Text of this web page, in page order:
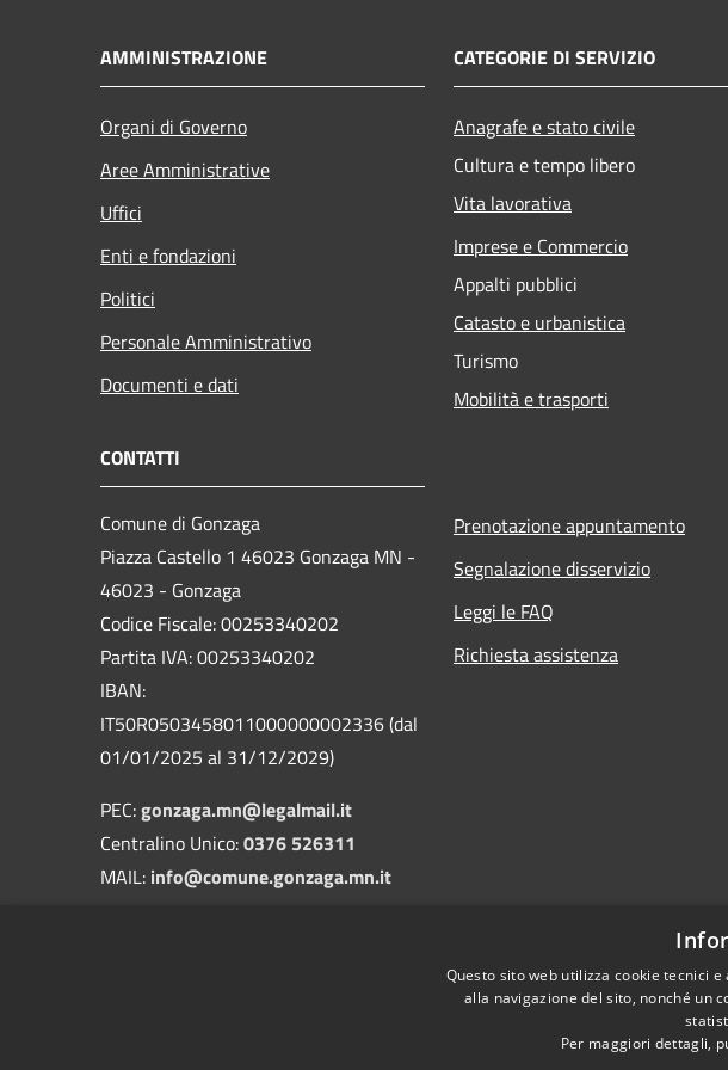
AMMINISTRAZIONE
Organi di Governo
Aree Amministrative
Uffici
Enti e fondazioni
Politici
Personale Amministrativo
Documenti e dati
CATEGORIE DI SERVIZIO
Anagrafe e stato civile
Cultura e tempo libero
Vita lavorativa
Imprese e Commercio
Appalti pubblici
Catasto e urbanistica
Turismo
Mobilità e trasporti
CONTATTI
Comune di Gonzaga
Piazza Castello 1 46023 Gonzaga MN -
46023 - Gonzaga
Codice Fiscale: 00253340202
Partita IVA: 00253340202
IBAN:
IT50R0503458011000000002336 (dal
01/01/2025 al 31/12/2029)
PEC:gonzaga.mn@legalmail.it
Centralino Unico:0376 526311
MAIL: info@comune.gonzaga.mn.it
Prenotazione appuntamento
Segnalazione disservizio
Leggi le FAQ
Richiesta assistenza
Questo sito web utilizza cookie tecnici
alla navigazione del sito, nonché un
Per maggiori dettagli,